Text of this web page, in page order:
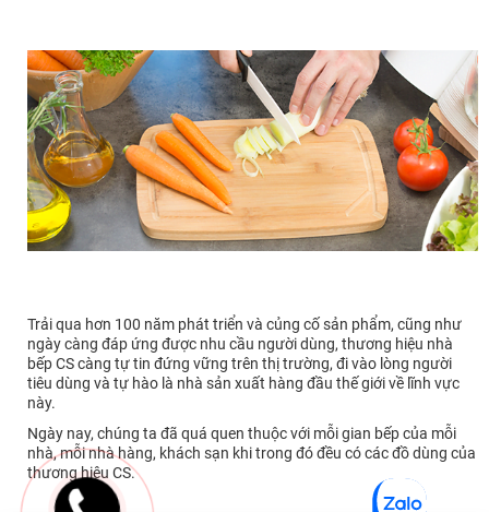
Trải qua hơn 100 năm phát triển và củng cố sản phẩm, cũng như
ngày càng đáp ứng được nhu cầu người dùng, thương hiệu nhà
bếp CS càng tự tin đứng vững trên thị trường, đi vào lòng người
tiêu dùng và tự hào là nhà sản xuất hàng đầu thế giới về lĩnh vực
này.
Ngày nay, chúng ta đã quá quen thuộc với mỗi gian bếp của mỗi
nhà, mỗi nhà hàng, khách sạn khi trong đó đều có các đồ dùng của
thương hiệu CS.